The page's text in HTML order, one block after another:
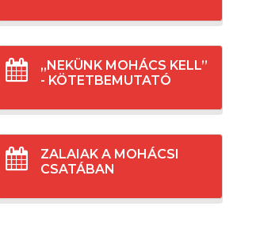
„NEKÜNK MOHÁCS KELL”
- KÖTETBEMUTATÓ
ZALAIAK A MOHÁCSI
CSATÁBAN